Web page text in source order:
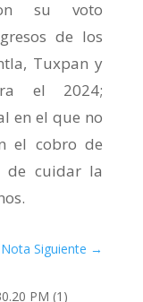
su voto
de los
Tuxpan y
el 2024;
en el que no
el cobro de
de cuidar la
Nota Siguiente →